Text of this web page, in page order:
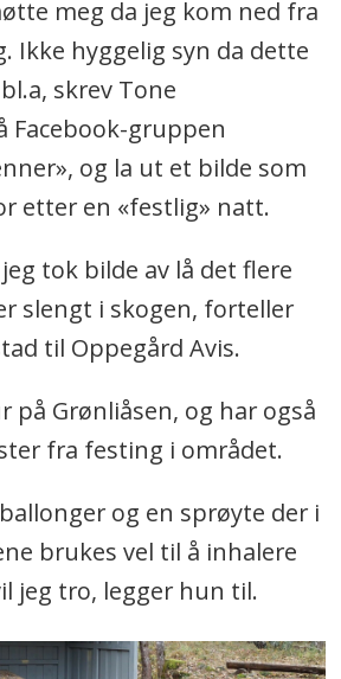
meg da jeg kom ned fra
Ikke hyggelig syn da dette
skrev Tone
Facebook-gruppen
og la ut et bilde som
etter en «festlig» natt.
tok bilde av lå det flere
slengt i skogen, forteller
til Oppegård Avis.
på Grønliåsen, og har også
fra festing i området.
og en sprøyte der i
brukes vel til å inhalere
jeg tro, legger hun til.